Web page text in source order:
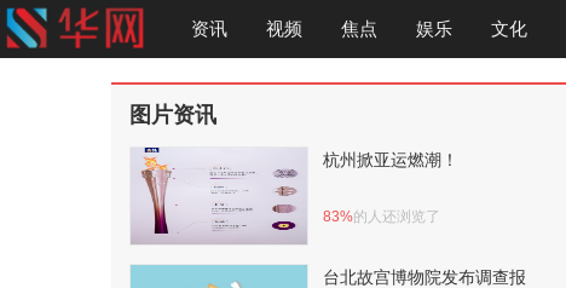
资讯 视频 焦点 娱乐 文化
图片资讯
杭州掀亚运燃潮！
83%的人还浏览了
台北故宫博物院发布调查报